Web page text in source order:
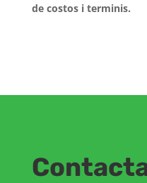
de costos i terminis.